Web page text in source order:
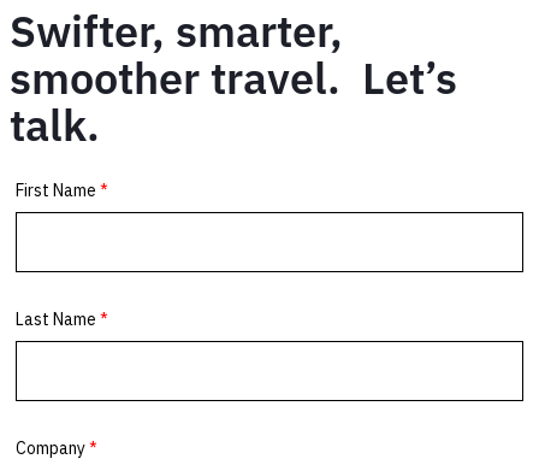
Swifter, smarter,
smoother travel. Let’s
talk.